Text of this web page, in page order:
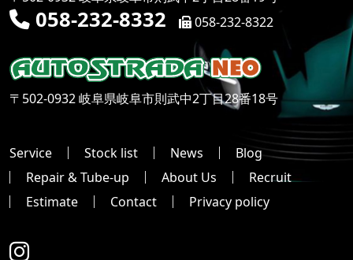
058-232-8332 058-232-8322
〒502-0932 岐阜県岐阜市則武中2丁目28番18号
Service Stock list News
Blog
Repair & Tube-up
About Us
Recruit
Estimate
Contact Privacy policy